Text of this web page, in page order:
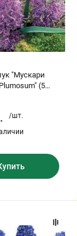
"Мускари
(5
/шт.